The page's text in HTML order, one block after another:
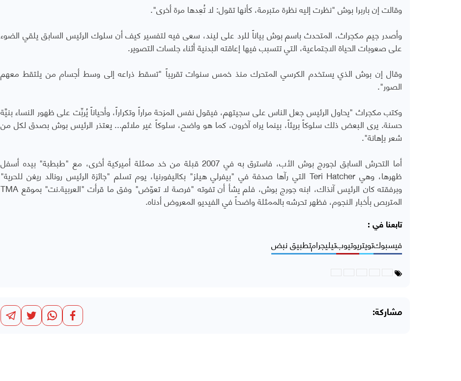
وقالت إن باربرا بوش "نظرت إليه نظرة متبرمة، كأنها تقول: لا تُعِدها مرة أخرى".
وأصدر جيم مكجراث، المتحدث باسم بوش بياناً للرد على ليند، سعى فيه لتفسير كيف أن سلوك الرئيس السابق يلقي الضوء
على صعوبات الحياة الاجتماعية، التي تتسبب فيها إعاقته البدنية أثناء جلسات التصوير.
وقال إن بوش الذي يستخدم الكرسي المتحرك منذ خمس سنوات تقريباً "تسقط ذراعه إلى وسط أجسام من يلتقط معهم
الصور".
وكتب مكجراث "يحاول الرئيس جعل الناس على سجيتهم، فيقول نفس المزحة مراراً وتكراراً، وأحياناً يُربِّت على ظهور النساء بنيَّة
حسنة. يرى البعض ذلك سلوكاً بريئاً، بينما يراه آخرون، كما هو واضح، سلوكاً غير ملائم... يعتذر الرئيس بوش بصدق لكل من
شعر بإهانة".
أما التحرش السابق لجورج بوش الأب، فاسترق به في 2007 قبلة من خد ممثلة أميركية أخرى، مع "طبطبة" بيده أسفل
ظهرها، وهي Teri Hatcher التي رآها صدفة في "بيفرلي هيلز" بكاليفورنيا، يوم تسلم "جائزة الرئيس رونالد ريغن للحرية"
وبرفقته كان الرئيس آنذاك، ابنه جورج بوش، فلم يشأ أن تفوته "فرصة لا تعوّض" وفق ما قرأت "العربية.نت" بموقع TMA
المتربص بأخبار النجوم، فظهر تحرشه بالممثلة واضحاً في الفيديو المعروض أدناه.
تابعنا في :
فيسبوكتويتريوتيوبتيليجرامتطبيق نبض
مشاركة: